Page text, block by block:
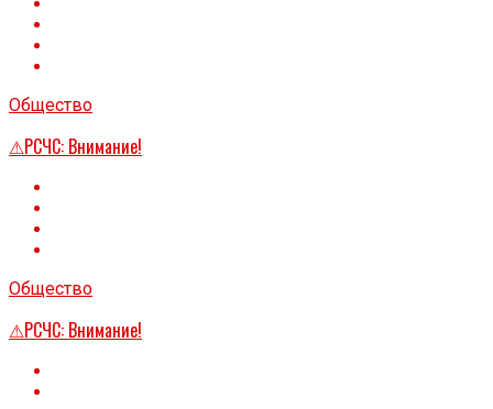
Общество
⚠РСЧС: Внимание!
Общество
⚠РСЧС: Внимание!